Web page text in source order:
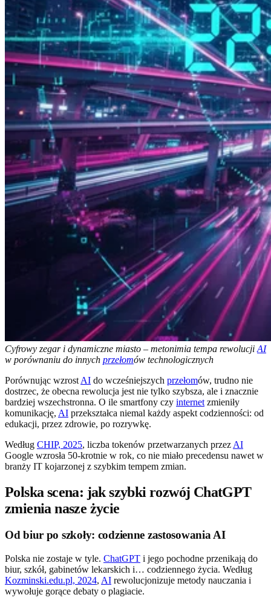
Cyfrowy zegar i dynamiczne miasto – metonimia tempa rewolucji AI
w porównaniu do innych przełomów technologicznych
Porównując wzrost AI do wcześniejszych przełomów, trudno nie
dostrzec, że obecna rewolucja jest nie tylko szybsza, ale i znacznie
bardziej wszechstronna. O ile smartfony czy internet zmieniły
komunikację, AI przekształca niemal każdy aspekt codzienności: od
edukacji, przez zdrowie, po rozrywkę.
Według CHIP, 2025, liczba tokenów przetwarzanych przez AI
Google wzrosła 50-krotnie w rok, co nie miało precedensu nawet w
branży IT kojarzonej z szybkim tempem zmian.
Polska scena: jak szybki rozwój ChatGPT
zmienia nasze życie
Od biur po szkoły: codzienne zastosowania AI
Polska nie zostaje w tyle. ChatGPT i jego pochodne przenikają do
biur, szkół, gabinetów lekarskich i… codziennego życia. Według
Kozminski.edu.pl, 2024, AI rewolucjonizuje metody nauczania i
wywołuje gorące debaty o plagiacie.